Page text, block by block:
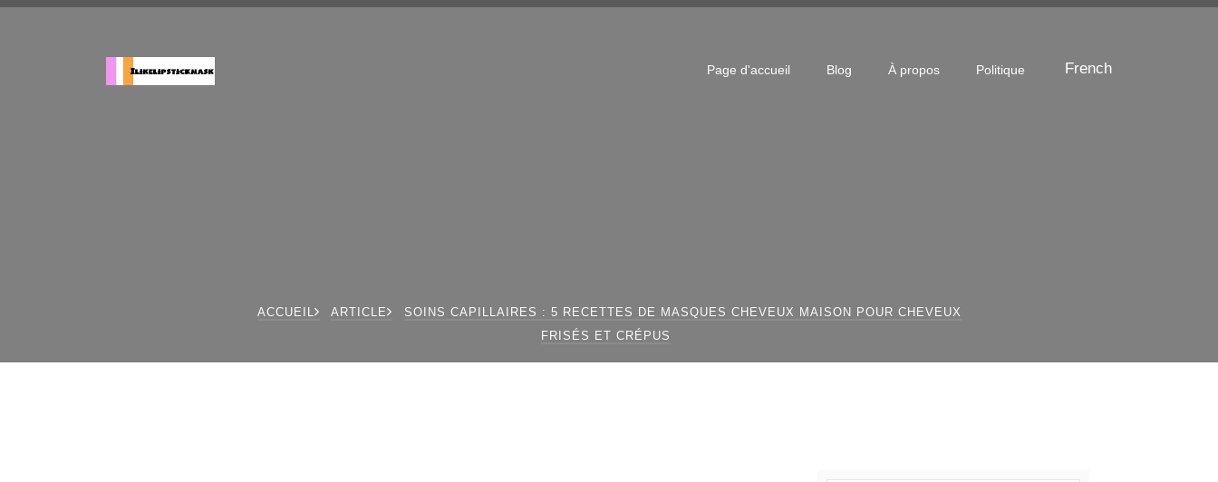
Page d'accueil Blog À propos Politique French
ACCUEIL ARTICLE
SOINS CAPILLAIRES : 5 RECETTES DE MASQUES CHEVEUX MAISON POUR CHEVEUX
FRISÉS ET CRÉPUS